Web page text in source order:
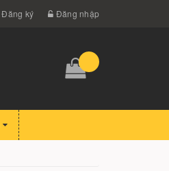
Đăng ký Đăng nhập